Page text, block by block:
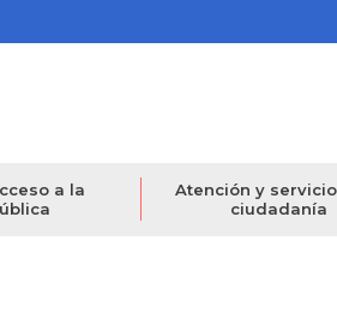
a la
Atención y
ciudadanía